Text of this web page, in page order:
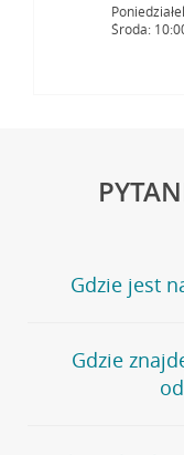
Środa:
Gdzie jest
Jeśli szukasz
stronęPlacówki i
wygodna
oddziałów
Gdzie